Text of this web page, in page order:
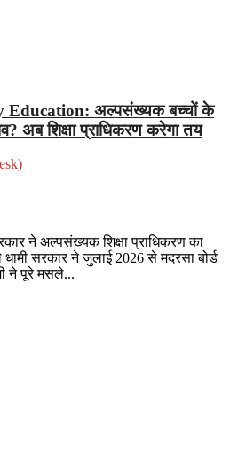
अल्पसंख्यक बच्चों के
अब शिक्षा प्राधिकरण करेगा तय
ने अल्पसंख्यक शिक्षा प्राधिकरण का
सरकार ने जुलाई 2026 से मदरसा बोर्ड
ने पूरे मसले...